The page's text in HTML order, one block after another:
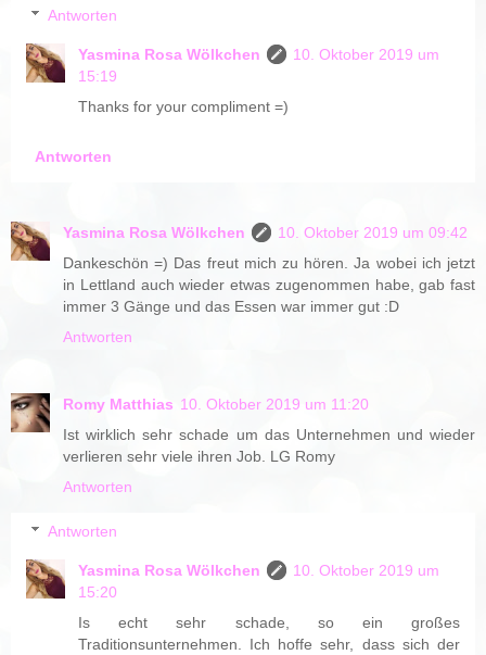
Antworten
Yasmina Rosa Wölkchen
10. Oktober 2019 um
15:19
Thanks for your compliment =)
Antworten
Yasmina Rosa Wölkchen
10. Oktober 2019 um 09:42
Dankeschön =) Das freut mich zu hören. Ja wobei ich jetzt
in Lettland auch wieder etwas zugenommen habe, gab fast
immer 3 Gänge und das Essen war immer gut :D
Antworten
Romy Matthias 10. Oktober 2019 um 11:20
Ist wirklich sehr schade um das Unternehmen und wieder
verlieren sehr viele ihren Job. LG Romy
Antworten
Antworten
Yasmina Rosa Wölkchen
10. Oktober 2019 um
15:20
Is echt sehr schade, so ein großes
Traditionsunternehmen. Ich hoffe sehr, dass sich der